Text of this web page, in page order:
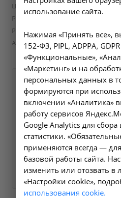
Цены в Ангарске —
Рентгенологические исследования
Рентгенография придаточных
Ангарске
Оформите заявку на
мы свяжемся с вами в
ближайшее время и
на все интересующие
вопросы.
Заказать услугу
использование сайта.
Нажимая «Принять все»,
152-ФЗ, PIPL, ADPPA,
«Функциональные»,
«Маркетинг» и на
персональных данных в
формируются при
включении «Аналитика»
работу сервисов
Google Analytics для сбора
статистики.
применяются всегда —
базовой работы сайта.
изменить или отозвать в
«Настройки cookie»,
использования cookie.